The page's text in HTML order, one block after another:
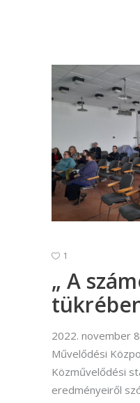
1
„ A
2022. november
Művelődési
Közművelődési
eredményeiről